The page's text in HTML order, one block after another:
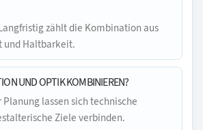
zählt die Kombination aus
und Haltbarkeit.
UND OPTIK KOMBINIEREN?
Planung lassen sich technische
Ziele verbinden.